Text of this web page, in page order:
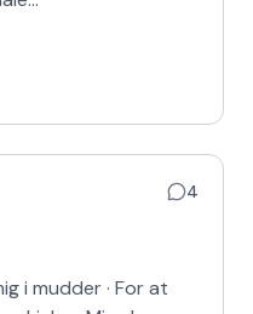
4
i mudder · For at